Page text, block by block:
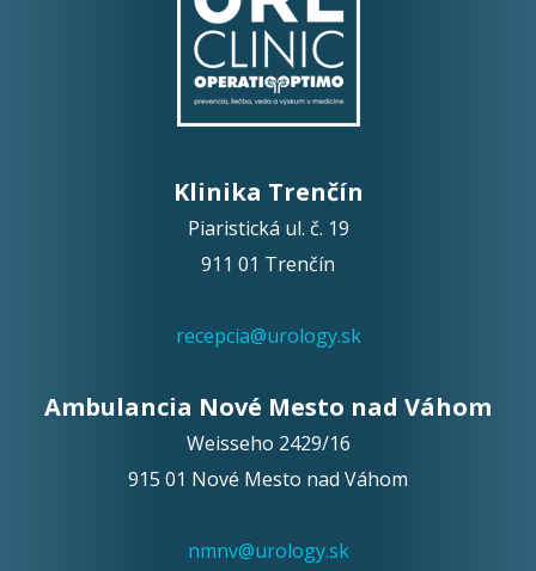
Klinika Trenčín
Piaristická ul. č. 19
911 01 Trenčín
recepcia@urology.sk
Ambulancia Nové Mesto nad Váhom
Weisseho 2429/16
915 01 Nové Mesto nad Váhom
nmnv@urology.sk